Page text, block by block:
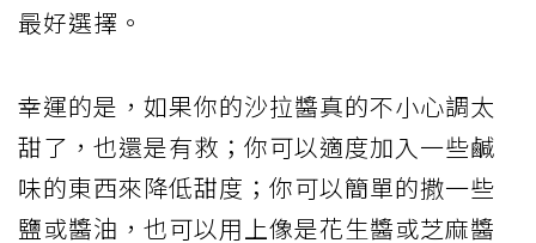
最好選擇。
幸運的是，如果你的沙拉醬真的不小心調太
甜了，也還是有救；你可以適度加入一些鹹
味的東西來降低甜度；你可以簡單的撒一些
鹽或醬油，也可以用上像是花生醬或芝麻醬